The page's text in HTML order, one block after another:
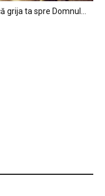
grija ta spre Domnul…